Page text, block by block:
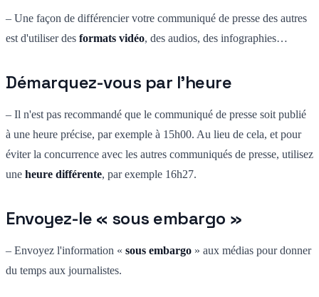
– Une façon de différencier votre communiqué de presse des autres
est d'utiliser des formats vidéo, des audios, des infographies…
Démarquez-vous par l'heure
– Il n'est pas recommandé que le communiqué de presse soit publié
à une heure précise, par exemple à 15h00. Au lieu de cela, et pour
éviter la concurrence avec les autres communiqués de presse, utilisez
une heure différente, par exemple 16h27.
Envoyez-le « sous embargo »
– Envoyez l'information « sous embargo » aux médias pour donner
du temps aux journalistes.